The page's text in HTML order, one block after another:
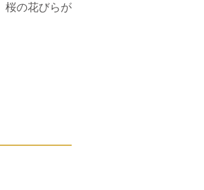
桜の花びらが